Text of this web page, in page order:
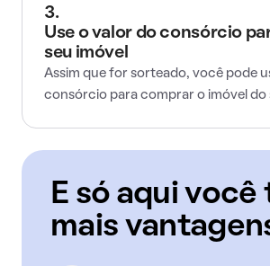
3.
Use o valor do consórcio
seu imóvel
Assim que for sorteado, você pode
consórcio para comprar o imóvel do
E só aqui você
mais